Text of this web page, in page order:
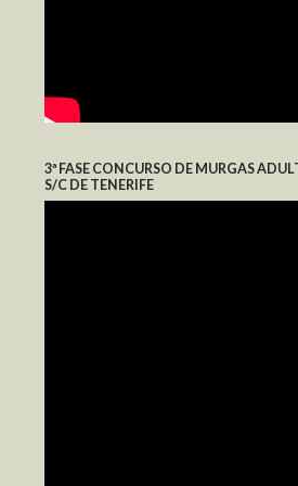
3ª FASE CONCURSO DE MURGAS
S/C DE TENERIFE